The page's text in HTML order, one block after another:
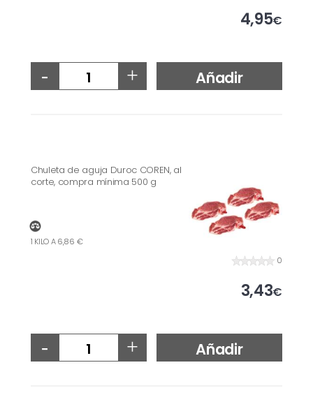
4,95€
- + Añadir
Chuleta de aguja Duroc COREN, al
corte, compra mínima 500 g
0
1 KILO A 6,86 €
3,43€
- + Añadir